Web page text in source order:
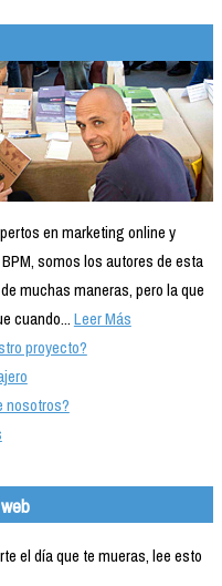
en marketing online y
somos los autores de esta
muchas maneras, pero la que
cuando...Leer Más
proyecto?
nosotros?
el día que te mueras, lee esto